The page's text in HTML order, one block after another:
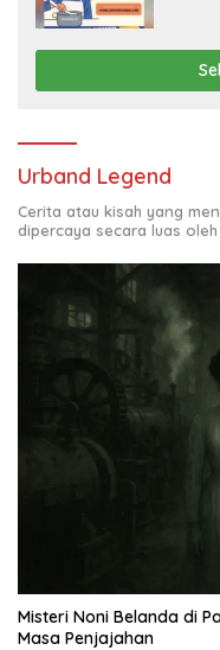
Urband Legend
Cerita atau kisah yang
dipercaya secara luas
Misteri Noni Belanda di
Masa Penjajahan